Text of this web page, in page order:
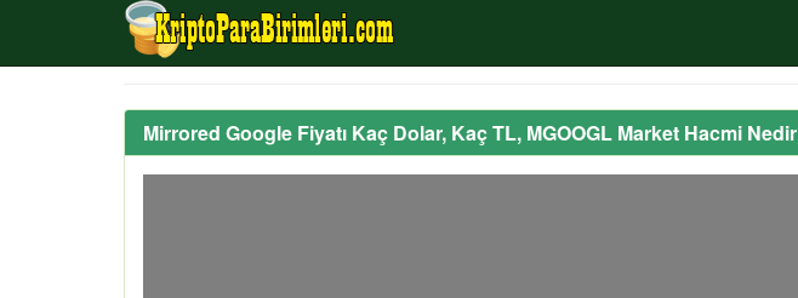
Mirrored Google Fiyatı Kaç Dolar, Kaç TL, MGOOGL Market Hacmi Nedir